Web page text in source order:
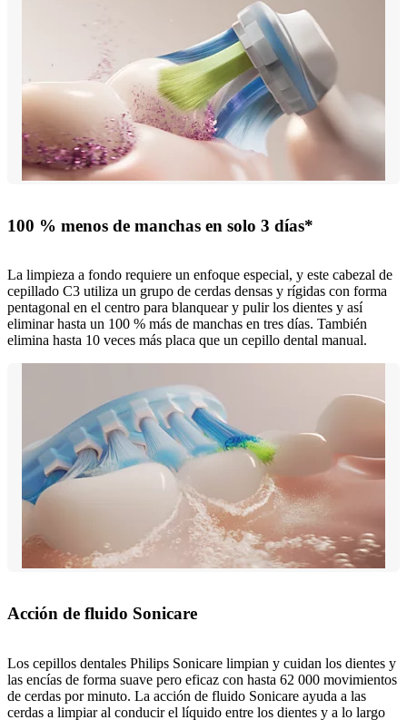
100 % menos de manchas en solo 3 días*
La limpieza a fondo requiere un enfoque especial, y este cabezal de
cepillado C3 utiliza un grupo de cerdas densas y rígidas con forma
pentagonal en el centro para blanquear y pulir los dientes y así
eliminar hasta un 100 % más de manchas en tres días. También
elimina hasta 10 veces más placa que un cepillo dental manual.
Acción de fluido Sonicare
Los cepillos dentales Philips Sonicare limpian y cuidan los dientes y
las encías de forma suave pero eficaz con hasta 62 000 movimientos
de cerdas por minuto. La acción de fluido Sonicare ayuda a las
cerdas a limpiar al conducir el líquido entre los dientes y a lo largo